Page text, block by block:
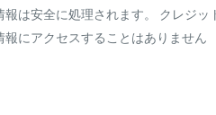
株式会社が提供するキャッシュレス決
量が30kg以内となります
内容によっては、2便に分けさせて
報は安全に処理されます。 クレジ
報にアクセスすることはありません